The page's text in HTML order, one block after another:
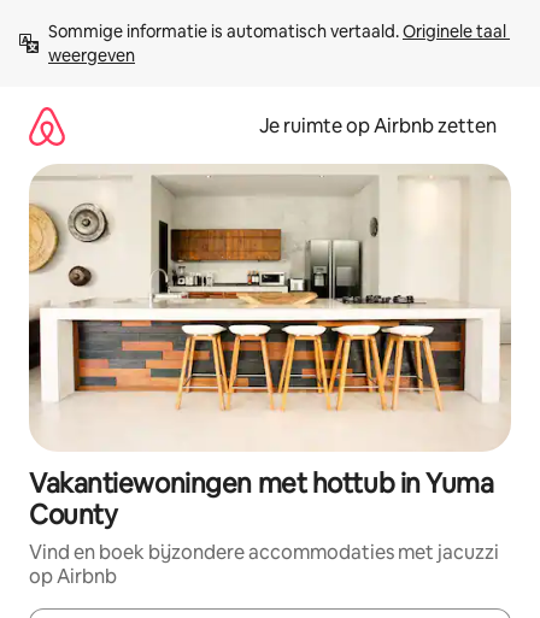
direct
naar
Sommige informatie is automatisch vertaald. Originele taal
weergeven
Je ruimte op Airbnb zetten
Vakantiewoningen met hottub in Yuma
County
Vind en boek bijzondere accommodaties met jacuzzi
op Airbnb